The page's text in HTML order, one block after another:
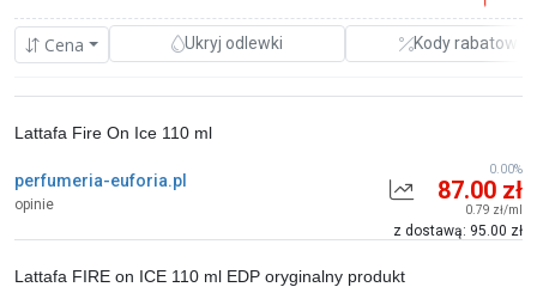
Cena Ukryj odlewki Kody rabatowe
perfumeria-euforia.pl
opinie
Lattafa Fire On Ice 110 ml
87.00 zł
0.79 zł/ml
z dostawą: 95.00 zł
0.00%
Lattafa FIRE on ICE 110 ml EDP oryginalny produkt